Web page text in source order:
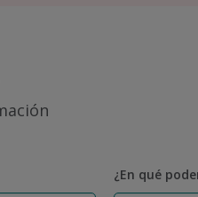
¿En qué